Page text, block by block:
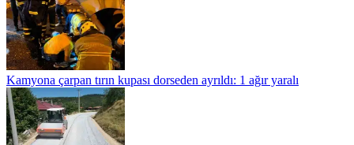
Kamyona çarpan tırın kupası dorseden ayrıldı: 1 ağır yaralı